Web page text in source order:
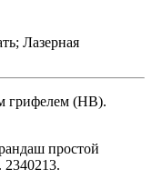
Лазерная
грифелем (HB).
простой
2340213.